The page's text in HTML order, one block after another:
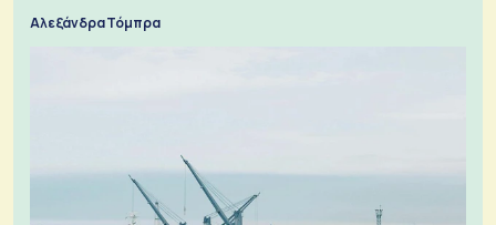
Αλεξάνδρα Τόμπρα